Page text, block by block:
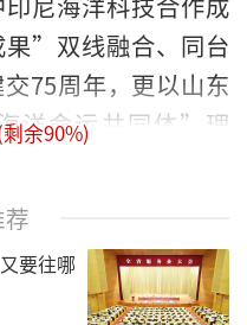
”双线融合、同台
75周年，更以山东
洋命运共同体”理
洋合作与高质量发
余90%)
要往哪